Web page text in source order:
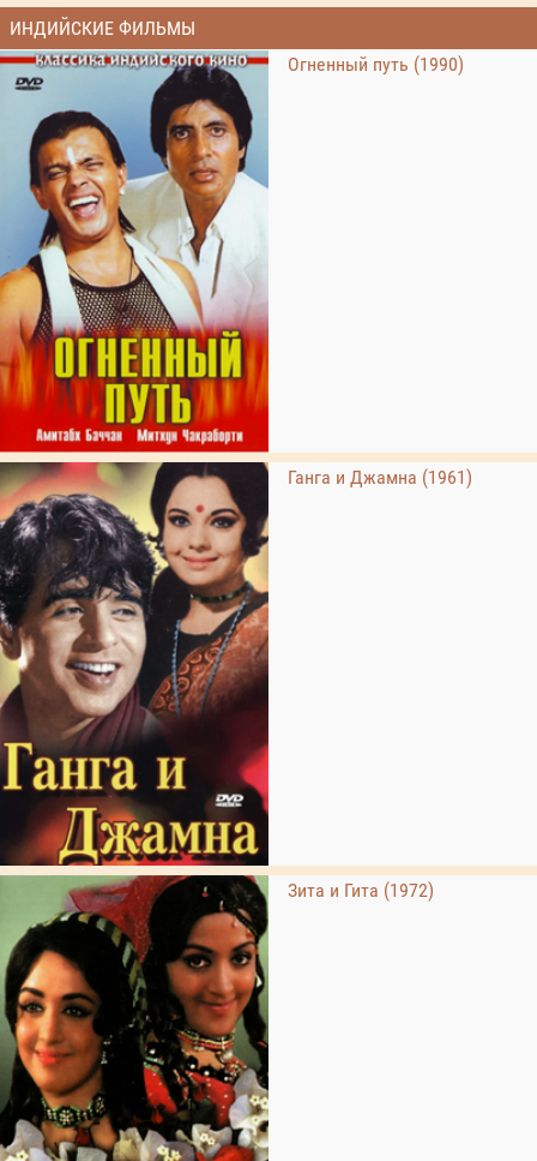
ИНДИЙСКИЕ ФИЛЬМЫ
Огненный путь (1990)
Ганга и Джамна (1961)
Зита и Гита (1972)